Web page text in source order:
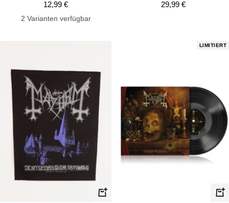
Angebotspreis
12,99 €
2 Varianten verfügbar
Angebotspreis
29,99 €
In
LIMITIERT
In